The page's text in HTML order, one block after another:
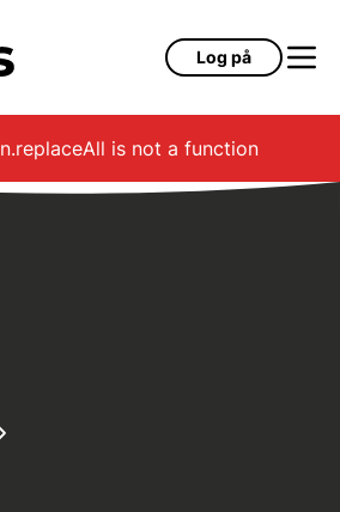
Log på
n.replaceAll is not a function